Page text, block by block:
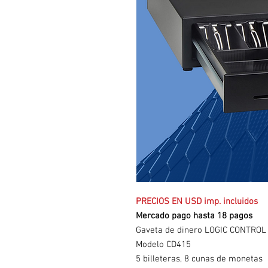
PRECIOS EN USD imp. incluidos
Mercado pago hasta 18 pagos
Gaveta de dinero LOGIC CONTROL
Modelo CD415
5 billeteras, 8 cunas de monetas